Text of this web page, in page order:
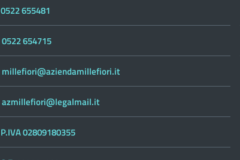
0522 655481
0522 654715
millefiori@aziendamillefiori.it
azmillefiori@legalmail.it
P.IVA 02809180355